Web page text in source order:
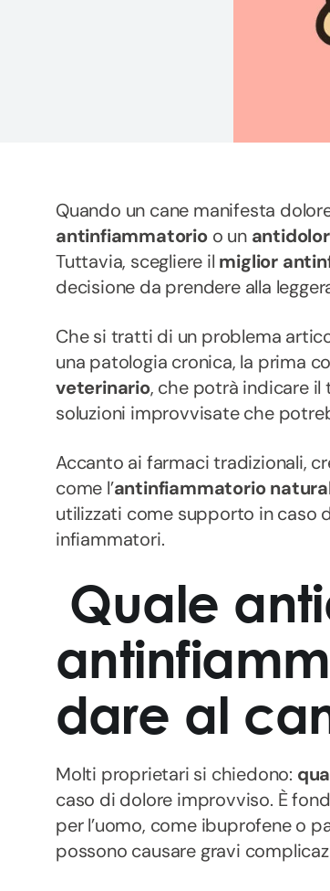
Quando un cane manifesta
antinfiammatorio o un
Tuttavia, scegliere il miglior
decisione da prendere alla
Che si tratti di un problema
una patologia cronica, la prima
veterinario, che potrà indicare
soluzioni improvvisate che
Accanto ai farmaci tradizionali,
come l’antinfiammatorio
utilizzati come supporto in caso
infiammatori.
Quale
dare al
Molti proprietari si chiedono:
caso di dolore improvviso. È
per l’uomo, come ibuprofene o
possono causare gravi